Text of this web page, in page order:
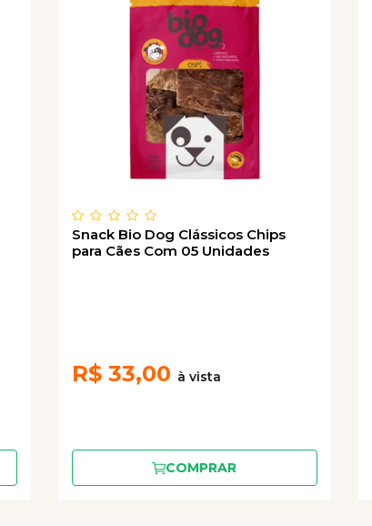
Snack Bio Dog Clássicos Chips
para Cães Com 05 Unidades
R$ 33,00
COMPRAR